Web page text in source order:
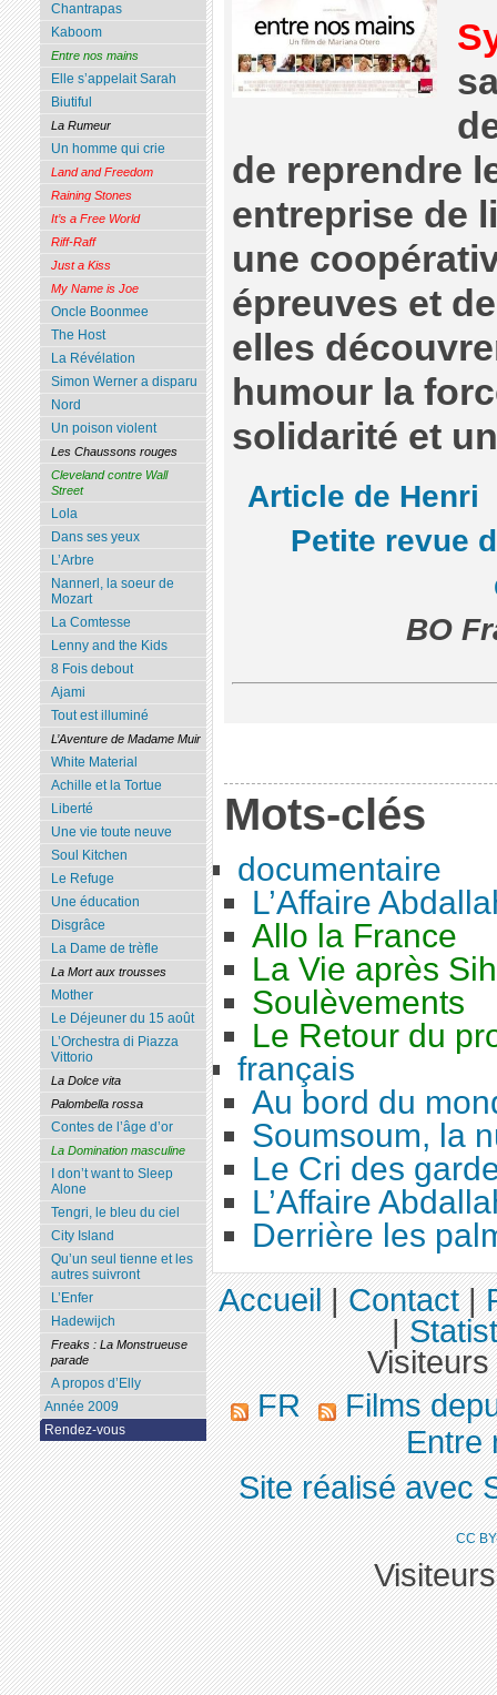
de reprendre
entreprise de
une
épreuves et
elles
humour la
solidarité et
Article de Henri
Petite revue
BO
Mots-clés
documentaire
L’Affaire
Allo la France
La Vie après
Soulèvements
Le Retour du
français
Au bord du
Soumsoum, la
Le Cri des
L’Affaire
Derrière les
Chantrapas
Kaboom
Entre nos mains
Elle s’appelait Sarah
Biutiful
La Rumeur
Un homme qui crie
Land and Freedom
Raining Stones
It’s a Free World
Riff-Raff
Just a Kiss
My Name is Joe
Oncle Boonmee
The Host
La Révélation
Simon Werner a disparu
Nord
Un poison violent
Les Chaussons rouges
Cleveland contre Wall
Street
Lola
Dans ses yeux
L’Arbre
Nannerl, la soeur de
Mozart
La Comtesse
Lenny and the Kids
8 Fois debout
Ajami
Tout est illuminé
L’Aventure de Madame Muir
White Material
Achille et la Tortue
Liberté
Une vie toute neuve
Soul Kitchen
Le Refuge
Une éducation
Disgrâce
La Dame de trèfle
La Mort aux trousses
Mother
Le Déjeuner du 15 août
L’Orchestra di Piazza
Vittorio
La Dolce vita
Palombella rossa
Contes de l’âge d’or
La Domination masculine
I don’t want to Sleep
Alone
Tengri, le bleu du ciel
City Island
Qu’un seul tienne et les
autres suivront
L’Enfer
Hadewijch
Freaks : La Monstrueuse
parade
A propos d’Elly
Année 2009
Rendez-vous
Accueil|Contact|
|
FR
Films
Entre
Site réalisé avec
CC